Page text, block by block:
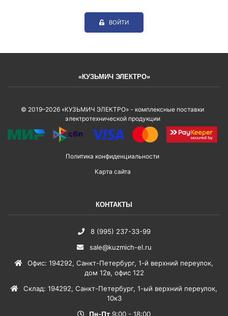
ВОЙТИ
«КУЗЬМИЧ ЭЛЕКТРО»
© 2019–2026 «КУЗЬМИЧ ЭЛЕКТРО» - комплексные поставки
электротехнической продукции
Политика конфиденциальности
Карта сайта
КОНТАКТЫ
8 (995) 237-33-99
sale@kuzmich-el.ru
Офис: 194292, Санкт-Петербург, 1-й верхний переулок,
дом 12в, офис 122
Склад: 194292, Санкт-Петербург, 1-ый верхний переулок,
10к3
Пн-Пт 9:00 - 18:00